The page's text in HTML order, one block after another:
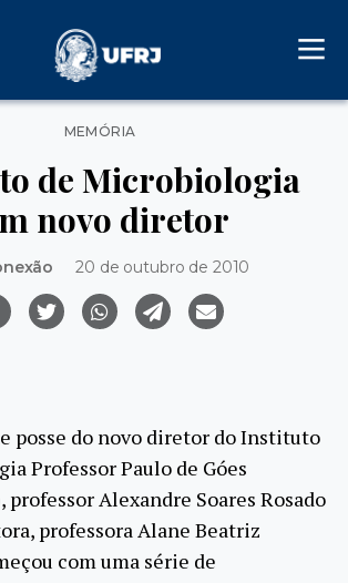
Categorias
MEMÓRIA
de Microbiologia
novo diretor
20 de outubro de 2010
posse do novo diretor do Instituto
Professor Paulo de Góes
professor Alexandre Soares Rosado
professora Alane Beatriz
com uma série de